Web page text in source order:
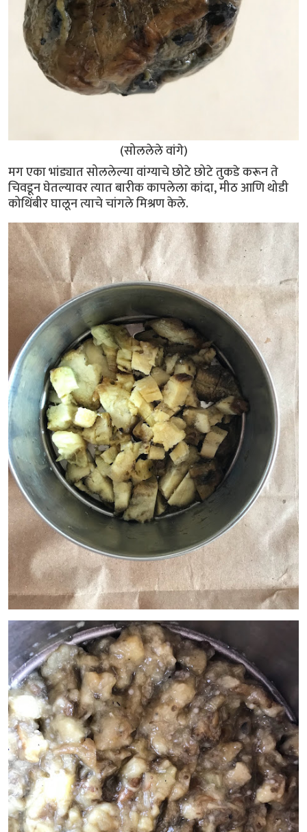
(सोललेले वांगे)
मग एका भांड्यात सोललेल्या वांग्याचे छोटे छोटे तुकडे करून ते
चिवडून घेतल्यावर त्यात बारीक कापलेला कांदा, मीठ आणि थोडी
कोथिंबीर घालून त्याचे चांगले मिश्रण केले.